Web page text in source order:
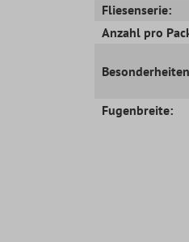
Fliesenserie:
Anzahl pro
Fugenbreite: